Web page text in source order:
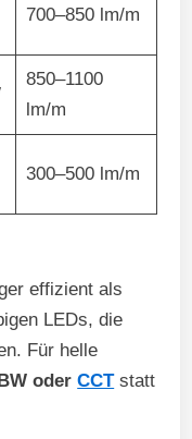
700–850 lm/m
850–1100
lm/m
300–500 lm/m
effizient als
LEDs, die
Für helle
oderCCTstatt